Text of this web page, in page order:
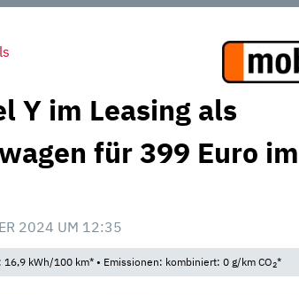
Y im Leasing als
für 399 Euro
2024 UM 12:35
kWh/100 km* • Emissionen: kombiniert: 0 g/km CO2*